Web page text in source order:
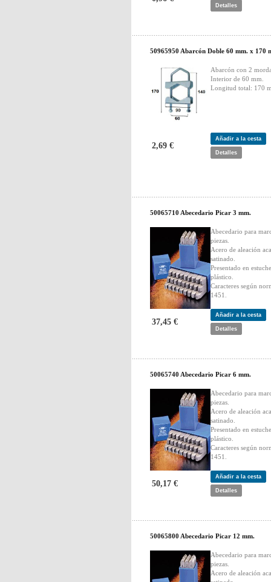
Detalles
50965950 Abarcón Doble 60 mm. x 170
Abarcón con 2
Interior de 60 mm.
Longitud total: 170
2,69 €
Añadir a la cesta
Detalles
50065710 Abecedario Picar 3 mm.
Abecedario para
piezas.
Acero de aleación
satinado.
Presentado en
plástico.
Caracteres según
1451.
37,45 €
Añadir a la cesta
Detalles
50065740 Abecedario Picar 6 mm.
Abecedario para
piezas.
Acero de aleación
satinado.
Presentado en
plástico.
Caracteres según
1451.
50,17 €
Añadir a la cesta
Detalles
50065800 Abecedario Picar 12 mm.
Abecedario para
piezas.
Acero de aleación